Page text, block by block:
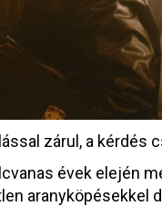
zárul, a kérdés
évek elején
aranyköpésekkel